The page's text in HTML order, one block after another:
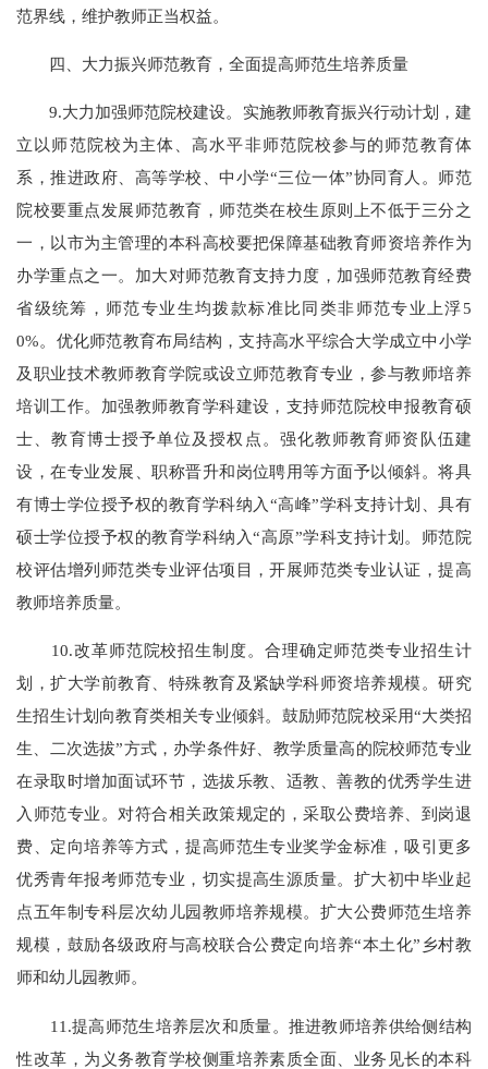
范界线，维护教师正当权益。
四、大力振兴师范教育，全面提高师范生培养质量
9.大力加强师范院校建设。实施教师教育振兴行动计划，建
立以师范院校为主体、高水平非师范院校参与的师范教育体
系，推进政府、高等学校、中小学“三位一体”协同育人。师范
院校要重点发展师范教育，师范类在校生原则上不低于三分之
一，以市为主管理的本科高校要把保障基础教育师资培养作为
办学重点之一。加大对师范教育支持力度，加强师范教育经费
省级统筹，师范专业生均拨款标准比同类非师范专业上浮5
0%。优化师范教育布局结构，支持高水平综合大学成立中小学
及职业技术教师教育学院或设立师范教育专业，参与教师培养
培训工作。加强教师教育学科建设，支持师范院校申报教育硕
士、教育博士授予单位及授权点。强化教师教育师资队伍建
设，在专业发展、职称晋升和岗位聘用等方面予以倾斜。将具
有博士学位授予权的教育学科纳入“高峰”学科支持计划、具有
硕士学位授予权的教育学科纳入“高原”学科支持计划。师范院
校评估增列师范类专业评估项目，开展师范类专业认证，提高
教师培养质量。
10.改革师范院校招生制度。合理确定师范类专业招生计
划，扩大学前教育、特殊教育及紧缺学科师资培养规模。研究
生招生计划向教育类相关专业倾斜。鼓励师范院校采用“大类招
生、二次选拔”方式，办学条件好、教学质量高的院校师范专业
在录取时增加面试环节，选拔乐教、适教、善教的优秀学生进
入师范专业。对符合相关政策规定的，采取公费培养、到岗退
费、定向培养等方式，提高师范生专业奖学金标准，吸引更多
优秀青年报考师范专业，切实提高生源质量。扩大初中毕业起
点五年制专科层次幼儿园教师培养规模。扩大公费师范生培养
规模，鼓励各级政府与高校联合公费定向培养“本土化”乡村教
师和幼儿园教师。
11.提高师范生培养层次和质量。推进教师培养供给侧结构
性改革，为义务教育学校侧重培养素质全面、业务见长的本科